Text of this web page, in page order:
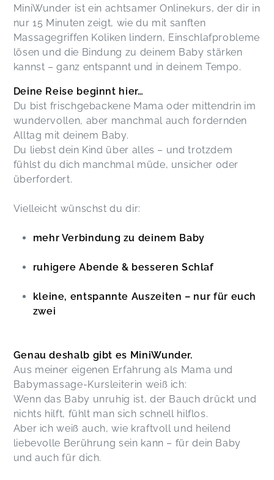
MiniWunder ist ein achtsamer Onlinekurs, der dir in
nur 15 Minuten zeigt, wie du mit sanften
Massagegriffen Koliken lindern, Einschlafprobleme
lösen und die Bindung zu deinem Baby stärken
kannst – ganz entspannt und in deinem Tempo.
Deine Reise beginnt hier…
Du bist frischgebackene Mama oder mittendrin im
wundervollen, aber manchmal auch fordernden
Alltag mit deinem Baby.
Du liebst dein Kind über alles – und trotzdem
fühlst du dich manchmal müde, unsicher oder
überfordert.
Vielleicht wünschst du dir:
mehr Verbindung zu deinem Baby
ruhigere Abende & besseren Schlaf
kleine, entspannte Auszeiten – nur für euch
zwei
Genau deshalb gibt es MiniWunder.
Aus meiner eigenen Erfahrung als Mama und
Babymassage-Kursleiterin weiß ich:
Wenn das Baby unruhig ist, der Bauch drückt und
nichts hilft, fühlt man sich schnell hilflos.
Aber ich weiß auch, wie kraftvoll und heilend
liebevolle Berührung sein kann – für dein Baby
und auch für dich.